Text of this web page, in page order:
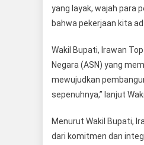
yang layak, wajah para
bahwa pekerjaan kita
Wakil Bupati, Irawan
Negara (ASN) yang
mewujudkan
sepenuhnya,” lanjut
Menurut Wakil Bupati,
dari komitmen dan